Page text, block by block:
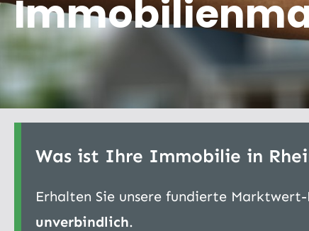
Was ist Ihre Immobilie in
Erhalten Sie unsere fundierte
unverbindlich.